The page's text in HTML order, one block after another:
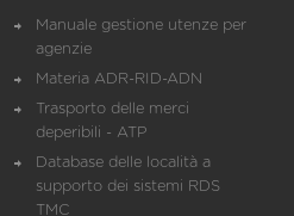
Manuale gestione utenze per
agenzie
Materia ADR-RID-ADN
Trasporto delle merci
deperibili - ATP
Database delle località a
supporto dei sistemi RDS
TMC